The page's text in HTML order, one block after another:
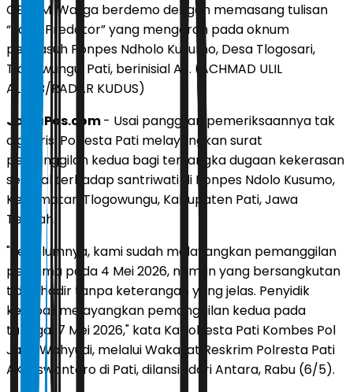
GERAM: Warga berdemo dengan memasang tulisan
“Sang Predator” yang mengarah pada oknum
pengasuh Ponpes Ndholo Kusumo, Desa Tlogosari,
Tlogowungu, Pati, berinisial AS. (ACHMAD ULIL
ALBAB/RADAR KUDUS)
JawaPos.com- Usai panggilan pemeriksaannya tak
digubris, Polresta Pati melayangkan surat
pemanggilan kedua bagi tersangka dugaan kekerasan
seksual terhadap santriwati di Ponpes Ndolo Kusumo,
Kecamatan Tlogowungu, Kabupaten Pati, Jawa
Tengah.
"Sebelumnya, kami sudah melayangkan pemanggilan
pertama pada 4 Mei 2026, namun yang bersangkutan
tidak hadir tanpa keterangan yang jelas. Penyidik
kembali melayangkan pemanggilan kedua pada
tanggal 7 Mei 2026," kata Kapolresta Pati Kombes Pol
Jaka Wahyudi, melalui Wakasat Reskrim Polresta Pati
AKP Iswantoro di Pati, dilansir dari Antara, Rabu (6/5).